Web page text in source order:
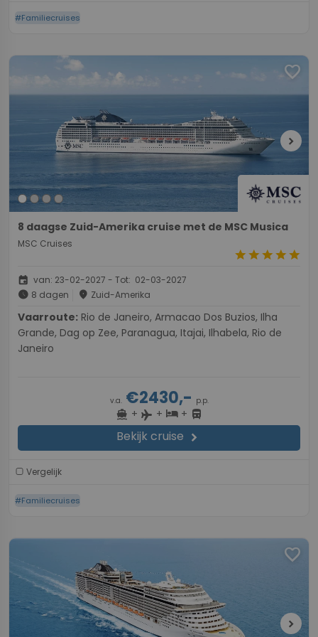
#Familiecruises
favorite
chevron_right
8 daagse Zuid-Amerika cruise met de MSC Musica
MSC Cruises
starstarstarstarstar
event van: 23-02-2027 - Tot: 02-03-2027
schedule 8 dagen place Zuid-Amerika
Vaarroute:
Grande, Dag op Zee, Paranagua, Itajai, Ilhabela, Rio de
Janeiro
v.a.€2430,- p.p.
directions_boat + flight + hotel+ directions_bus
Bekijk cruise chevron_right
Vergelijk
#Familiecruises
favorite
chevron_right